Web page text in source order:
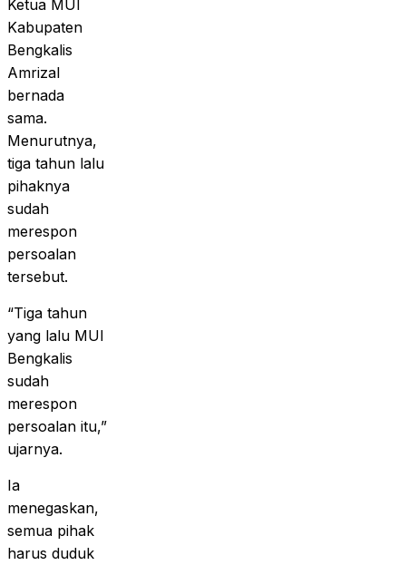
Ketua MUI
Kabupaten
Bengkalis
Amrizal
bernada
sama.
Menurutnya,
tiga tahun lalu
pihaknya
sudah
merespon
persoalan
tersebut.
“Tiga tahun
yang lalu MUI
Bengkalis
sudah
merespon
persoalan itu,”
ujarnya.
Ia
menegaskan,
semua pihak
harus duduk